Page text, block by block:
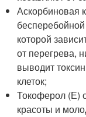
Аскорбиновая
которой
от перегрева,
выводит
клеток;
Токоферол (Е)
красоты и